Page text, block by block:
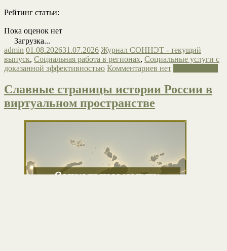
Рейтинг статьи:
Пока оценок нет
Загрузка...
admin 01.08.202631.07.2026 Журнал СОННЭТ - текущий
выпуск, Социальная работа в регионах, Социальные услуги с
доказанной эффективностью Комментариев нет
Славные страницы истории России в
виртуальном пространстве